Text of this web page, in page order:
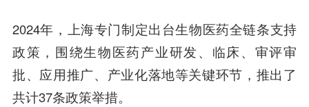
2024年，上海专门制定出台生物医药全链条支持
政策，围绕生物医药产业研发、临床、审评审
批、应用推广、产业化落地等关键环节，推出了
共计37条政策举措。